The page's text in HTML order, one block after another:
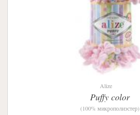
Alize
Puffy color
(100% микрополиэстер)